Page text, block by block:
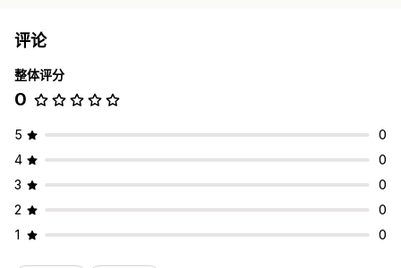
评论
整体评分
0
5
0
4
0
3
0
2
0
1
0